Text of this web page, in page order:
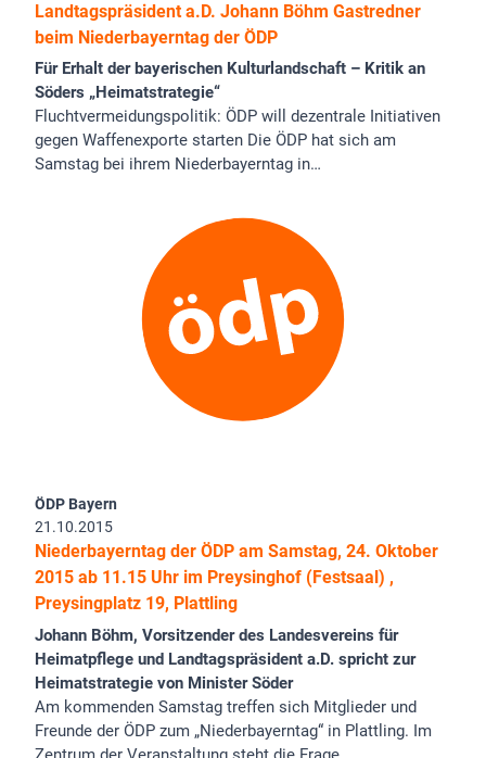
Landtagspräsident a.D. Johann Böhm Gastredner
beim Niederbayerntag der ÖDP
Für Erhalt der bayerischen Kulturlandschaft – Kritik an
Söders „Heimatstrategie“
Fluchtvermeidungspolitik: ÖDP will dezentrale Initiativen
gegen Waffenexporte starten Die ÖDP hat sich am
Samstag bei ihrem Niederbayerntag in…
ÖDP Bayern
21.10.2015
Niederbayerntag der ÖDP am Samstag, 24. Oktober
2015 ab 11.15 Uhr im Preysinghof (Festsaal) ,
Preysingplatz 19, Plattling
Johann Böhm, Vorsitzender des Landesvereins für
Heimatpflege und Landtagspräsident a.D. spricht zur
Heimatstrategie von Minister Söder
Am kommenden Samstag treffen sich Mitglieder und
Freunde der ÖDP zum „Niederbayerntag“ in Plattling. Im